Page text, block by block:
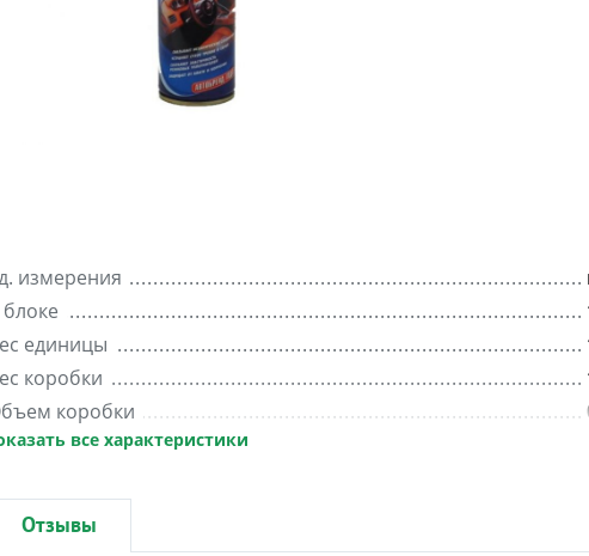
измерения
единицы
коробки
коробки
блокавсе характеристики
Отзывы